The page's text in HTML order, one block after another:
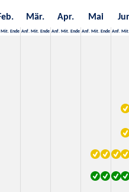
Mär. Apr. Mai
Mit. Ende Anf. Mit. Ende Anf. Mit. Ende Anf. Mit. Ende Anf. Mit.